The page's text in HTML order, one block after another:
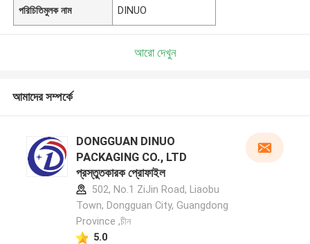
পরিচিতিমুলক নাম DINUO
আরো দেখুন
আমাদের সম্পর্কে
DONGGUAN DINUO
PACKAGING CO., LTD
প্রস্তুতকারক প্রোফাইল
502, No.1 ZiJin Road, Liaobu
Town, Dongguan City, Guangdong
Province ,চীন
5.0